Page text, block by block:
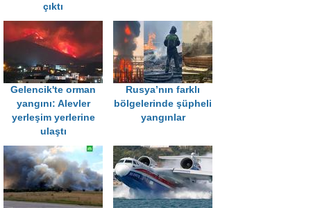
çıktı
Gelencik'te orman
yangını: Alevler
yerleşim yerlerine
ulaştı
Rusya’nın farklı
bölgelerinde şüpheli
yangınlar